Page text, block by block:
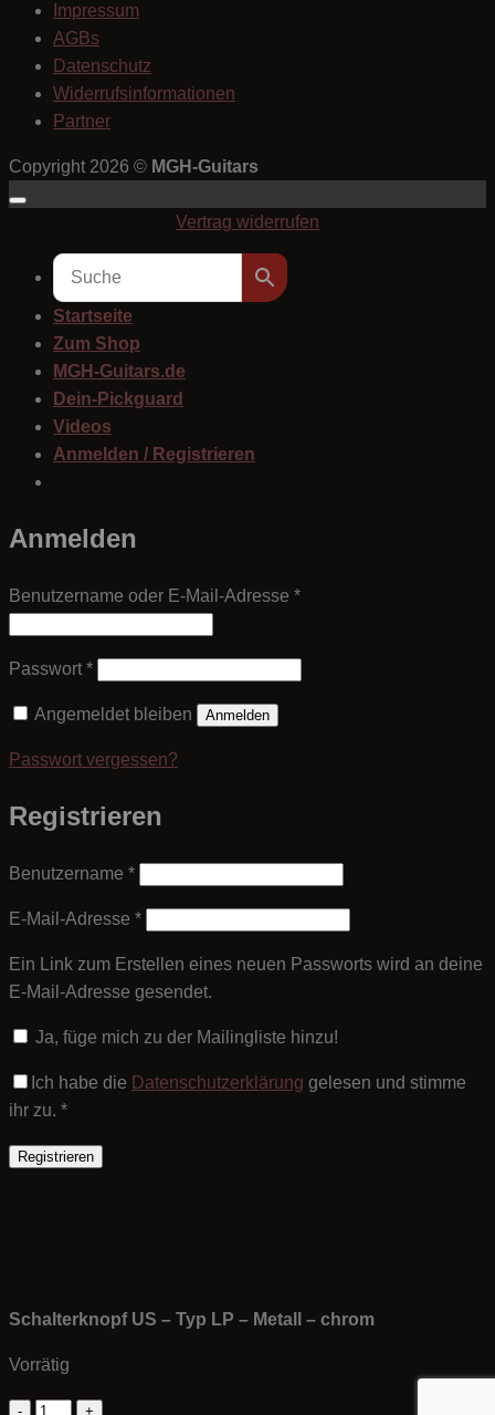
Impressum
AGBs
Datenschutz
Widerrufsinformationen
Partner
Copyright 2026 © MGH-Guitars
Vertrag widerrufen
Startseite
Zum Shop
MGH-Guitars.de
Dein-Pickguard
Videos
Anmelden / Registrieren
Anmelden
Benutzername oder E-Mail-Adresse *Erforderlich
Passwort *Erforderlich
Angemeldet bleiben Anmelden
Passwort vergessen?
Registrieren
Benutzername *Erforderlich
E-Mail-Adresse *Erforderlich
Ein Link zum Erstellen eines neuen Passworts wird an deine
E-Mail-Adresse gesendet.
Ja, füge mich zu der Mailingliste hinzu!
Ich habe die Datenschutzerklärung gelesen und stimme
ihr zu. *
Registrieren
Schalterknopf US – Typ LP – Metall – chrom
Vorrätig
Schalterknopf